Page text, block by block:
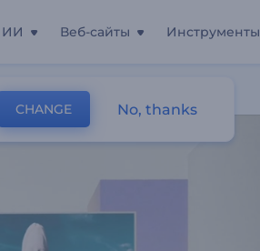
ИИ Веб-сайты Инструменты
CHANGE No, thanks